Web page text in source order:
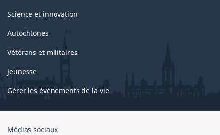
Science et innovation
Autochtones
Vétérans et militaires
Jeunesse
Gérer les événements de la vie
Organisation
Médias sociaux